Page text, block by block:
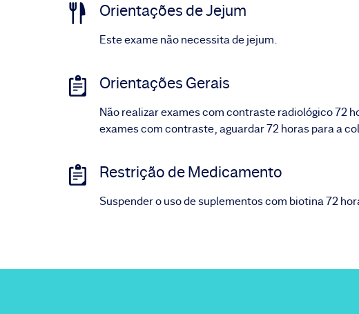
Orientações de Jejum
Este exame não necessita de jejum.
Orientações Gerais
Não realizar exames com contraste radiológico 72
exames com contraste, aguardar 72 horas para a
Restrição de Medicamento
Suspender o uso de suplementos com biotina 72